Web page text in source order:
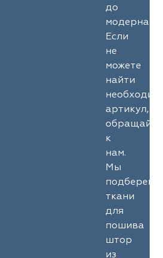
до
модерна.
Если
не
можете
найти
артикул,
к
нам.
Мы
подберем
ткани
для
пошива
штор
из